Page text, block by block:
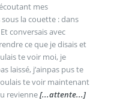
la couette : dans
conversais avec
ce que je disais et
te voir moi, je
laissé, j’ainpas pus te
te voir maintenant
revienne[...attente...]